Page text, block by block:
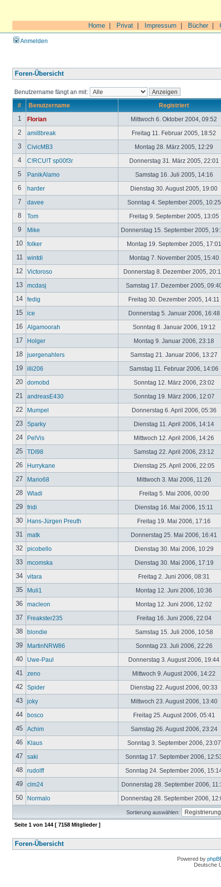
Home Privat Impressum Bücher|
Anmelden
Foren-Übersicht
Benutzername fängt an mit:
# Benutzername Registriert
1 Florian Mittwoch 6. Oktober 2004, 09:52
2 ami8break Freitag 11. Februar 2005, 18:52
3 CivicMB3 Montag 28. März 2005, 12:29
4 C!RCU!T sp00f3r Donnerstag 31. März 2005, 22:01
5 PanikAlamo Samstag 16. Juli 2005, 14:16
6 harder Dienstag 30. August 2005, 19:00
7 davee Sonntag 4. September 2005,
8 Tom Freitag 9. September 2005, 13:05
9 Mike Donnerstag 15. September 2005,
10 folker Montag 19. September 2005,
11 wintdi Montag 7. November 2005, 15:40
12 Victoroso Donnerstag 8. Dezember 2005,
13 mcdasj Samstag 17. Dezember 2005,
14 fedig Freitag 30. Dezember 2005, 14:11
15 ice Donnerstag 5. Januar 2006, 16:48
16 Algamoorah Sonntag 8. Januar 2006, 19:12
17 Holger Montag 9. Januar 2006, 23:18
18 juergenahlers Samstag 21. Januar 2006, 13:27
19 illi206 Samstag 11. Februar 2006, 14:06
20 domobd Sonntag 12. März 2006, 23:02
21 andreasE430 Sonntag 19. März 2006, 12:07
22 Mumpel Donnerstag 6. April 2006, 05:36
23 Sparky Dienstag 11. April 2006, 14:14
24 PelVis Mittwoch 12. April 2006, 14:26
25 TDI98 Samstag 22. April 2006, 23:12
26 Hurrykane Dienstag 25. April 2006, 22:05
27 Mario68 Mittwoch 3. Mai 2006, 11:26
28 Wladi Freitag 5. Mai 2006, 00:00
29 fridi Dienstag 16. Mai 2006, 15:11
30 Hans-Jürgen Preuth Freitag 19. Mai 2006, 17:16
31 matk Donnerstag 25. Mai 2006, 16:41
32 picobello Dienstag 30. Mai 2006, 10:29
33 mcomska Dienstag 30. Mai 2006, 17:19
34 vitara Freitag 2. Juni 2006, 08:31
35 Muli1 Montag 12. Juni 2006, 10:36
36 macleon Montag 12. Juni 2006, 12:02
37 Freakster235 Freitag 16. Juni 2006, 22:04
38 blondie Samstag 15. Juli 2006, 10:58
39 MartinNRW86 Sonntag 23. Juli 2006, 22:26
40 Uwe-Paul Donnerstag 3. August 2006, 19:44
41 zeno Mittwoch 9. August 2006, 14:22
42 Spider Dienstag 22. August 2006, 00:33
43 joky Mittwoch 23. August 2006, 13:40
44 bosco Freitag 25. August 2006, 05:41
45 Achim Samstag 26. August 2006, 23:24
46 Klaus Sonntag 3. September 2006,
47 saki Sonntag 17. September 2006,
48 rudolff Sonntag 24. September 2006,
49 clm24 Donnerstag 28. September 2006,
50 Normalo Donnerstag 28. September 2006,
Sortierung auswählen:
Seite 1 von 144 [ 7158 Mitglieder ]
Foren-Übersicht
Powered by
Deutsche